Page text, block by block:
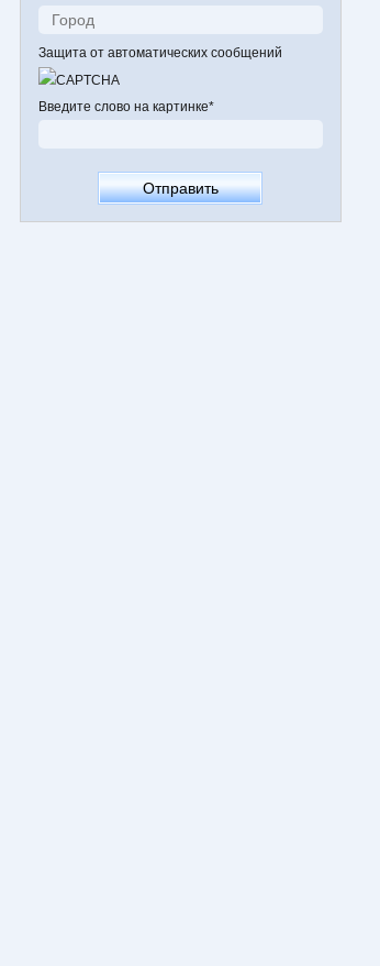
Защита от автоматических сообщений
Введите слово на картинке*